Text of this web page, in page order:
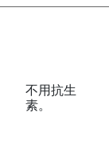
不用抗生
素。